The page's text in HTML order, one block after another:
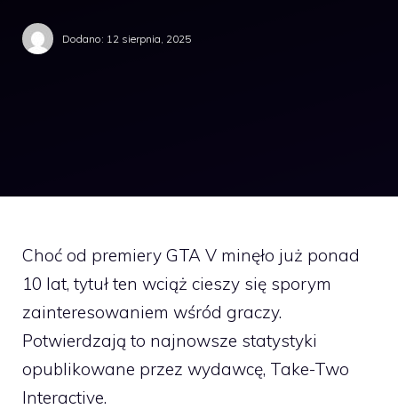
Dodano: 12 sierpnia, 2025
Choć od premiery GTA V minęło już ponad
10 lat, tytuł ten wciąż cieszy się sporym
zainteresowaniem wśród graczy.
Potwierdzają to najnowsze statystyki
opublikowane przez wydawcę, Take-Two
Interactive.